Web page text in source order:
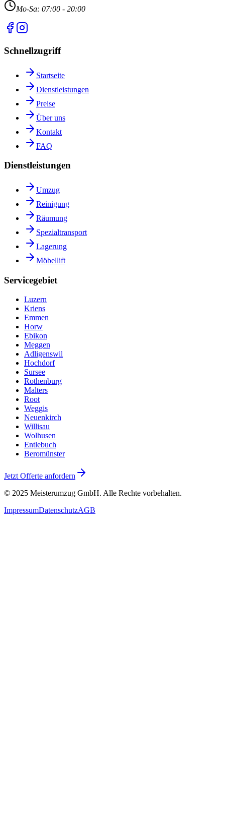
Mo-Sa: 07:00 - 20:00
Schnellzugriff
Startseite
Dienstleistungen
Preise
Über uns
Kontakt
FAQ
Dienstleistungen
Umzug
Reinigung
Räumung
Spezialtransport
Lagerung
Möbellift
Servicegebiet
Luzern
Kriens
Emmen
Horw
Ebikon
Meggen
Adligenswil
Hochdorf
Sursee
Rothenburg
Malters
Root
Weggis
Neuenkirch
Willisau
Wolhusen
Entlebuch
Beromünster
Jetzt Offerte anfordern
© 2025 Meisterumzug GmbH. Alle Rechte vorbehalten.
ImpressumDatenschutzAGB